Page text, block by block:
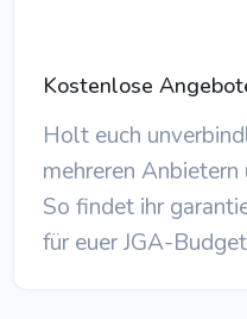
Kostenlose
Holt euch
mehreren
So findet ihr
für euer JGA-